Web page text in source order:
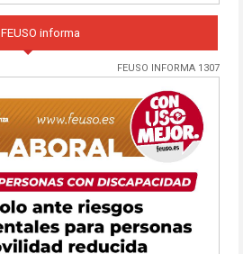
FEUSO informa
FEUSO INFORMA 1307